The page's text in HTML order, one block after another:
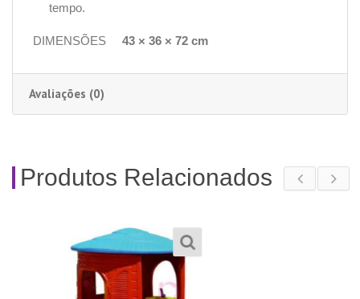
tempo.
DIMENSÕES 43 × 36 × 72 cm
Avaliações (0)
Produtos Relacionados